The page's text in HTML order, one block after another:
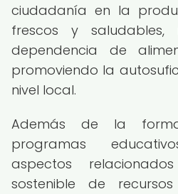
ciudadanía en la
frescos y
dependencia de
promoviendo la
nivel local.
Además de la
programas
aspectos
sostenible de